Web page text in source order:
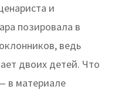
и
позировала в
ведь
двоих детей. Что
в материале